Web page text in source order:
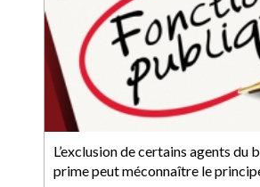
L’exclusion de certains agents du
prime peut méconnaître le